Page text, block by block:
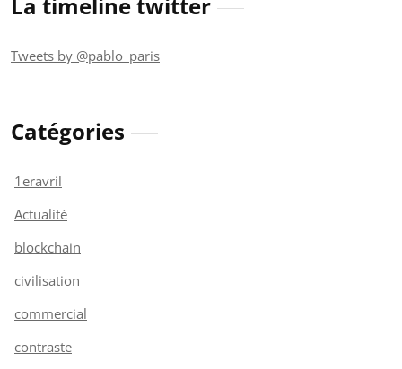
Tweets by @pablo_paris
Catégories
1eravril
Actualité
blockchain
civilisation
commercial
contraste